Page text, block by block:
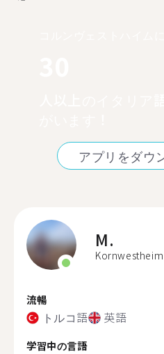
アプリをダウ
M.
Kornwestheim
流暢
トルコ語 英語
学習中の言語